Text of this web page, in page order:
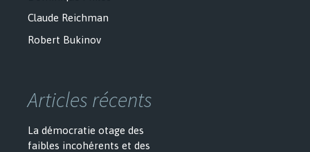
Claude Reichman
Robert Bukinov
Articles récents
La démocratie otage des
faibles incohérents et des